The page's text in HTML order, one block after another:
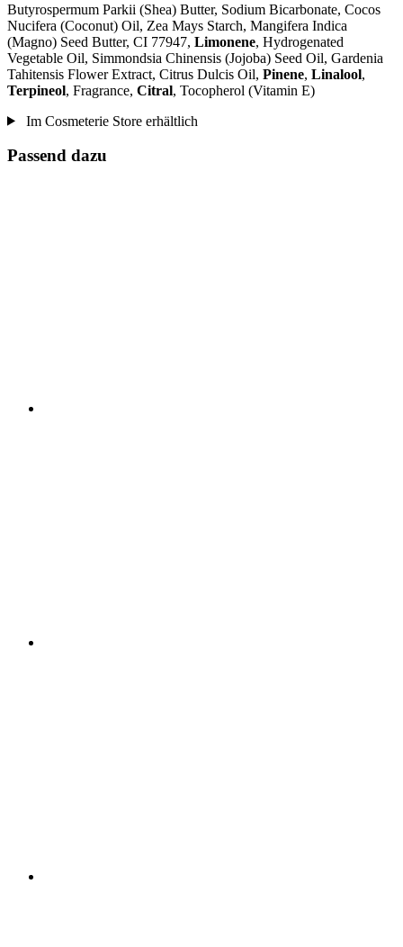
Butyrospermum Parkii (Shea) Butter, Sodium Bicarbonate, Cocos
Nucifera (Coconut) Oil, Zea Mays Starch, Mangifera Indica
(Magno) Seed Butter, CI 77947, Limonene, Hydrogenated
Vegetable Oil, Simmondsia Chinensis (Jojoba) Seed Oil, Gardenia
Tahitensis Flower Extract, Citrus Dulcis Oil, Pinene, Linalool,
Terpineol, Fragrance, Citral, Tocopherol (Vitamin E)
Im Cosmeterie Store erhältlich
Passend dazu